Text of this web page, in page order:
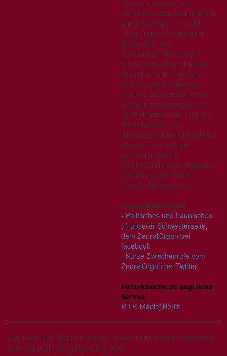
stammt entweder von
iconshock (Vote-Sternchen im
Nintendo-Style), von Nick
Frost (Target/Gewinnspiel-
Motiv) oder von
SaviourMachine (unser
grünes Vote-Männchen für
Musikthemen) - freeware
unter Creative Commons
License, das schwimmende
Schwein als Wegweiser zu
Spezialthemen wie unserem
Winterkalender von
larsen9236 (bereit gestellt auf
pixabay.com) und die
gemeinhin unsere
Gewinnspiele ankündgenden
Luftballons von "Hans"
(Quelle: pixabay.com).
Linkempfehlungen
- Politisches und Launisches
;-) unserer Schwesterseite,
dem ZenralOrgan bei
facebook
- Kurze Zwischenrufe vom
ZenralOrgan bei Twitter
kulturkueche.de sagt leise
Servus:
R.I.P. Maciej Berlin
Alle Texte und Bilder unterliegen soweit nicht anders angegeben
dem Copyright der nikorepress GbR